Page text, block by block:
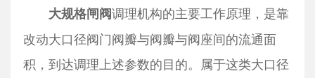
大规格闸阀调理机构的主要工作原理，是靠
改动大口径阀门阀瓣与阀瓣与阀座间的流通面
积，到达调理上述参数的目的。属于这类大口径